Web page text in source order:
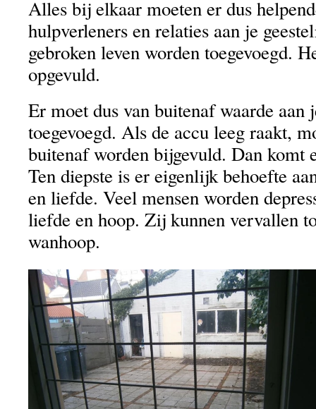
Alles bij elkaar moeten er dus
hulpverleners en relaties aan je
gebroken leven worden toegevoegd.
opgevuld.
Er moet dus van buitenaf waarde aan
toegevoegd. Als de accu leeg raakt,
buitenaf worden bijgevuld. Dan komt
Ten diepste is er eigenlijk behoefte
en liefde. Veel mensen worden
liefde en hoop. Zij kunnen vervallen
wanhoop.